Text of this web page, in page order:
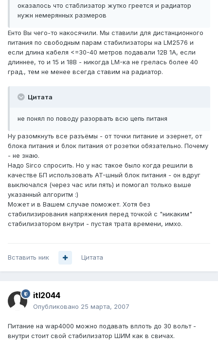
оказалось что стаблизатор жутко греется и радиатор
нужн немерянных размеров
Енто Вы чего-то накосячили. Мы ставили для дистанционного
питания по свободным парам стабилизаторы на LM2576 и
если длина кабеля <=30-40 метров подавали 12В 1А, если
длиннее, то и 15 и 18В - никогда LM-ка не грелась более 40
град., тем не менее всегда ставим на радиатор.
Цитата
не понял по поводу разорвать всю цепь питаня
Ну разомкнуть все разъёмы - от точки питание и эзернет, от
блока питания и блок питания от розетки обязательно. Почему
- не знаю.
Надо Sirco спросить. Но у нас такое было когда решили в
качестве БП использовать AT-шный блок питания - он вдруг
выключался (через час или пять) и помогал только выше
указанный алгоритм :)
Может и в Вашем случае поможет. Хотя без
стабилизирования напряжения перед точкой с "никаким"
стабилизатором внутри - пустая трата времени, имхо.
Вставить ник Цитата
itl2044
Опубликовано 25 марта, 2007
Питание на wap4000 можно подавать вплоть до 30 вольт -
внутри стоит свой стабилизатор ШИМ как в свичах.